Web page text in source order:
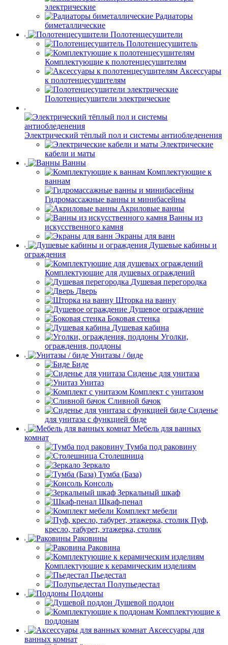
электрические
Радиаторы
биметаллические
Полотенцесушители
Полотенцесушитель
Комплектующие к полотенцесушителям
Аксессуары
к полотенцесушителям
Полотенцесушители электрические
Электрический тёплый пол и системы антиобледенения
Электрические
кабели и маты
Ванны
Комплектующие к
ваннам
Гидромассажные ванны и минибасейны
Акриловые ванны
Ванны из
искусственного камня
Экраны для ванн
Душевые кабины и
ограждения
Комплектующие для душевых ограждений
Душевая перегородка
Дверь
Шторка на ванну
Душевое ограждение
Боковая стенка
Душевая кабина
Уголки,
ограждения, поддоны
Унитазы / биде
Биде
Сиденье для унитаза
Унитаз
Комплект с унитазом
Сливной бачок
Сиденье
для унитаза с функцией биде
Мебель для ванных
комнат
Тумба под раковину
Столешница
Зеркало
Тумба (База)
Консоль
Зеркальный шкаф
Шкаф-пенал
Комплект мебели
Пуф,
кресло, табурет, этажерка, столик
Раковины
Раковина
Комплектующие к керамическим изделиям
Пьедестал
Полупьедестал
Поддоны
Душевой поддон
Комплектующие к
поддонам
Аксессуары для
ванных комнат